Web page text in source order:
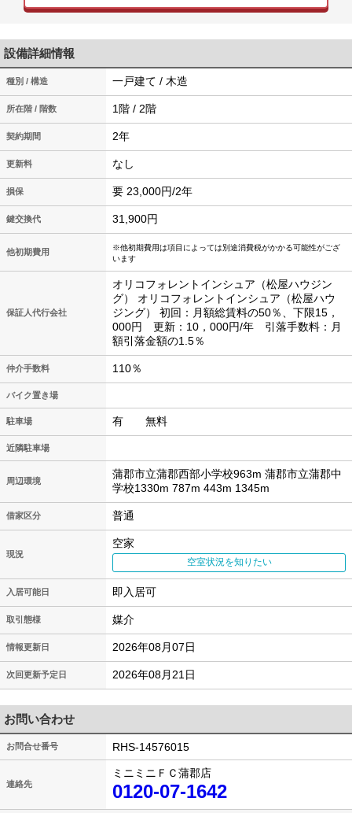
設備詳細情報
種別 / 構造 一戸建て / 木造
所在階 / 階数 1階 / 2階
契約期間 2年
更新料 なし
損保 要 23,000円/2年
鍵交換代 31,900円
他初期費用
※他初期費用は項目によっては別途消費税がかかる可能性がござ
います
保証人代行会社
オリコフォレントインシュア（松屋ハウジン
グ） オリコフォレントインシュア（松屋ハウ
ジング） 初回：月額総賃料の50％、下限15，
000円 更新：10，000円/年 引落手数料：月
額引落金額の1.5％
仲介手数料 110％
バイク置き場
駐車場 有 無料
近隣駐車場
周辺環境
蒲郡市立蒲郡西部小学校963m 蒲郡市立蒲郡中
学校1330m 787m 443m 1345m
借家区分 普通
現況
空家
空室状況を知りたい
入居可能日 即入居可
取引態様 媒介
情報更新日 2026年08月07日
次回更新予定日 2026年08月21日
お問い合わせ
お問合せ番号 RHS-14576015
連絡先
ミニミニＦＣ蒲郡店
0120-07-1642